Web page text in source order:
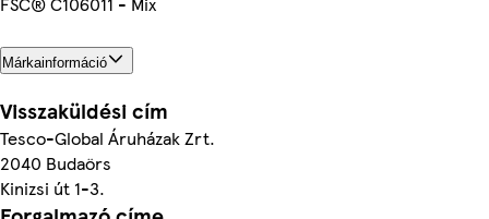
Márkainformáció
Visszaküldési cím
Tesco-Global Áruházak Zrt.
2040 Budaörs
Kinizsi út 1-3.